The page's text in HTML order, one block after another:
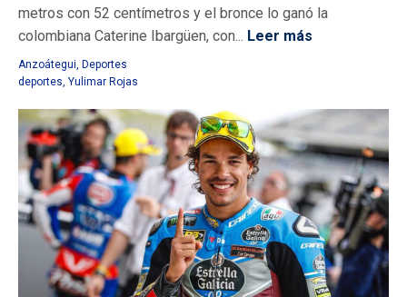
metros con 52 centímetros y el bronce lo ganó la
colombiana Caterine Ibargüen, con... Leer más
Anzoátegui Deportes
deportes Yulimar Rojas